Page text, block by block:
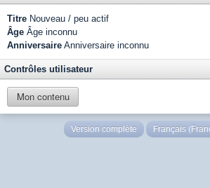
Titre Nouveau / peu actif
Âge Âge inconnu
Anniversaire Anniversaire inconnu
Contrôles utilisateur
Mon contenu
Version complète Français